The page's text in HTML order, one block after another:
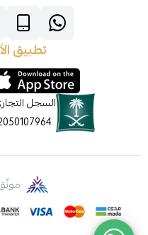
تطبيق
السجل